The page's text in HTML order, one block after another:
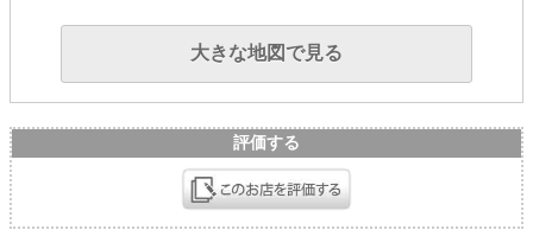
大きな地図で見る
評価する